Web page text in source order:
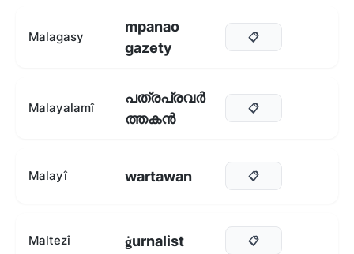
Malagasy
mpanao
gazety
📋
Malayalamî
പത്രപ്രവർ
ത്തകൻ
📋
Malayî wartawan 📋
Maltezî ġurnalist 📋